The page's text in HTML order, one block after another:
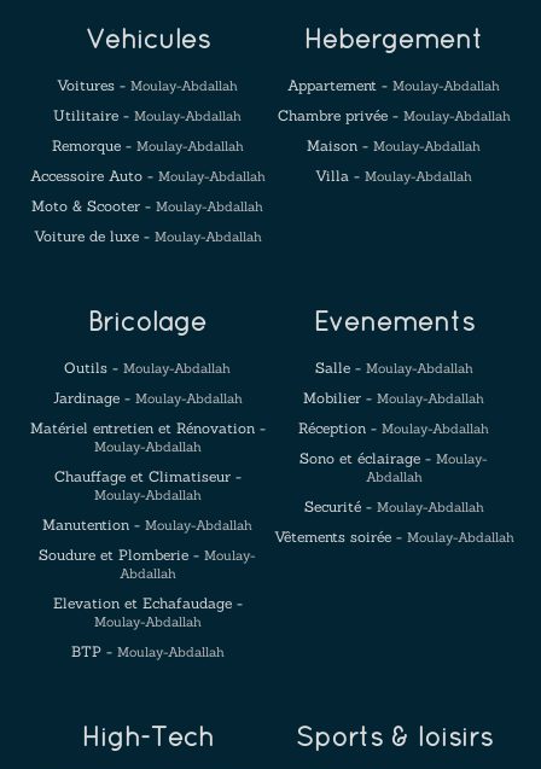
Véhicules
Voitures - Moulay-Abdallah
Utilitaire - Moulay-Abdallah
Remorque - Moulay-Abdallah
Accessoire Auto - Moulay-Abdallah
Moto & Scooter - Moulay-Abdallah
Voiture de luxe - Moulay-Abdallah
Hébergement
Appartement - Moulay-Abdallah
Chambre privée - Moulay-Abdallah
Maison - Moulay-Abdallah
Villa - Moulay-Abdallah
Bricolage
Outils - Moulay-Abdallah
Jardinage - Moulay-Abdallah
Matériel entretien et Rénovation -
Moulay-Abdallah
Chauffage et Climatiseur -
Moulay-Abdallah
Manutention - Moulay-Abdallah
Soudure et Plomberie - Moulay-
Abdallah
Elevation et Echafaudage -
Moulay-Abdallah
BTP - Moulay-Abdallah
Evenements
Salle - Moulay-Abdallah
Mobilier - Moulay-Abdallah
Réception - Moulay-Abdallah
Sono et éclairage - Moulay-
Abdallah
Securité - Moulay-Abdallah
Vêtements soirée - Moulay-Abdallah
High-Tech Sports & loisirs